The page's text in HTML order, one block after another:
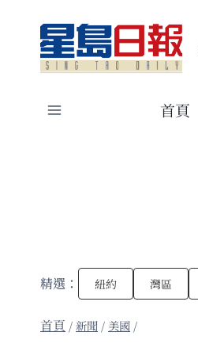
content
首頁
精選： 紐約 灣區
/新聞 / 美國 /